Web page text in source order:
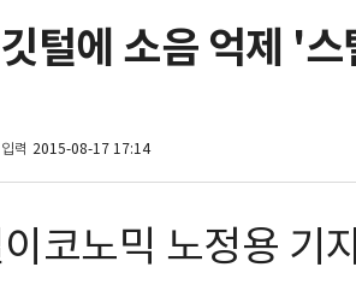
털에 소음 억제 '
입력 2015-08-17 17:14
이코노믹 노정용 기